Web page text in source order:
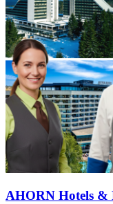
AHORN Hotels &